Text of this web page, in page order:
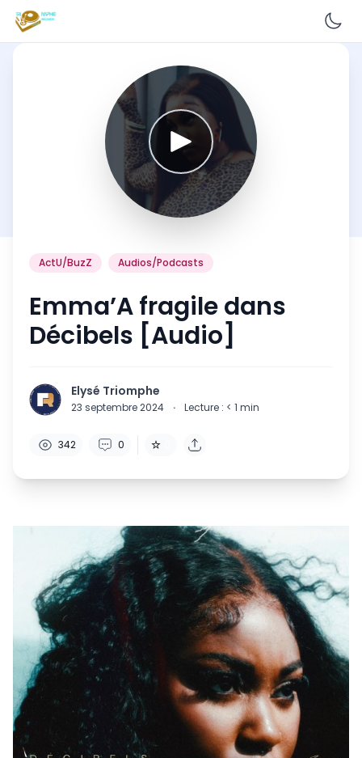
ActU/BuzZ Audios/Podcasts
Emma’A fragile dans
Décibels [Audio]
Elysé Triomphe
23 septembre 2024 · Lecture : < 1 min
342 0